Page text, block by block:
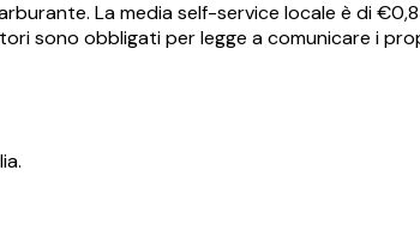
La media self-service locale è di €
sono obbligati per legge a comunicare i